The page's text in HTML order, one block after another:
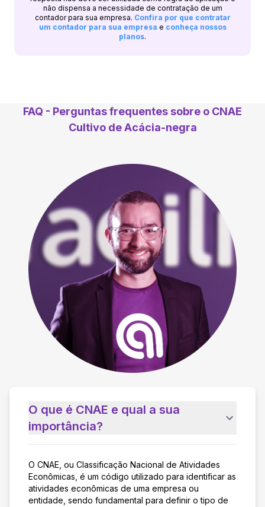
não dispensa a necessidade de contratação de um
contador para sua empresa. Confira por que contratar
um contador para sua empresa e conheça nossos
planos.
FAQ - Perguntas frequentes sobre o CNAE
Cultivo de Acácia-negra
O que é CNAE e qual a sua
importância?
O CNAE, ou Classificação Nacional de Atividades
Econômicas, é um código utilizado para identificar as
atividades econômicas de uma empresa ou
entidade, sendo fundamental para definir o tipo de